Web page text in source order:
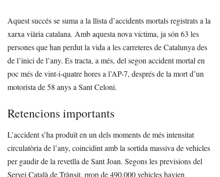
Aquest succés se suma a la llista d’accidents mortals registrats a la
xarxa viària catalana. Amb aquesta nova víctima, ja són 63 les
persones que han perdut la vida a les carreteres de Catalunya des
de l’inici de l’any. Es tracta, a més, del segon accident mortal en
poc més de vint-i-quatre hores a l’AP-7, després de la mort d’un
motorista de 58 anys a Sant Celoni.
Retencions importants
L’accident s’ha produït en un dels moments de més intensitat
circulatòria de l’any, coincidint amb la sortida massiva de vehicles
per gaudir de la revetlla de Sant Joan. Segons les previsions del
Servei Català de Trànsit, prop de 490.000 vehicles havien